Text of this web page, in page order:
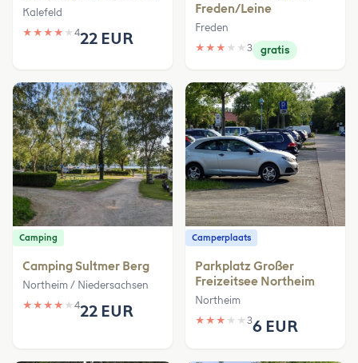
Kalefeld
★ ★ ★ ★ ★ 422 EUR
Freden/Leine
Freden
★ ★ ★ ★ ★ 3 gratis
Camping
Camping Sultmer Berg
Northeim / Niedersachsen
★ ★ ★ ★ ★ 422 EUR
Camperplaats
Parkplatz Großer
Freizeitsee Northeim
Northeim
★ ★ ★ ★ ★ 36 EUR